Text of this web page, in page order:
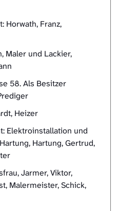
Horwath, Franz,
Maler und Lackier,
58. Als Besitzer
Heizer
Elektroinstallation und
Hartung, Gertrud,
Jarmer, Viktor,
Malermeister, Schick,